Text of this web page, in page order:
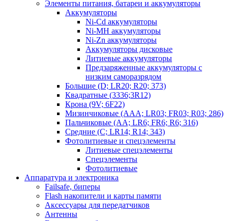
Элементы питания, батареи и аккумуляторы
Аккумуляторы
Ni-Cd аккумуляторы
Ni-MH аккумуляторы
Ni-Zn аккумуляторы
Аккумуляторы дисковые
Литиевые аккумуляторы
Предзаряженные аккумуляторы с
низким саморазрядом
Большие (D; LR20; R20; 373)
Квадратные (3336;3R12)
Крона (9V; 6F22)
Мизинчиковые (AAA; LR03; FR03; R03; 286)
Пальчиковые (AA; LR6; FR6; R6; 316)
Средние (C; LR14; R14; 343)
Фотолитиевые и спецэлементы
Литиевые спецэлементы
Спецэлементы
Фотолитиевые
Аппаратура и электроника
Failsafe, биперы
Flash накопители и карты памяти
Аксессуары для передатчиков
Антенны